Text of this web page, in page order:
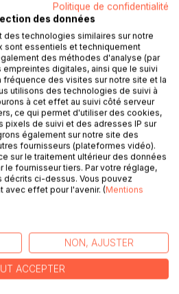
et infidèle, Jeanne découvre
correspond pas à la réalité. Le
sensibilité les épreuves et
tout en offrant une critique
du XIXe siècle.
réaliste pour décrire les
émotions complexes de ses
une oeuvre riche en détails et en
L'évolution de Jeanne, de
est un reflet poignant de la
et le roman invite le lecteur à
de l'amour, de la
5 août 1850 à Tourville-sur-
l'un des écrivains français les
Après des études de droit à
le cercle littéraire de Gustave
Politique de confidentialité
des données
technologies similaires sur notre
sont essentiels et techniquement
des méthodes d'analyse (par
digitales, ainsi que le suivi
fréquence des visites sur notre site et la
utilisons des technologies de suivi à
à cet effet au suivi côté serveur
ce qui permet d'utiliser des cookies,
pixels de suivi et des adresses IP sur
également sur notre site des
fournisseurs (plateformes vidéo).
sur le traitement ultérieur des données
le fournisseur tiers. Par votre réglage,
ci-dessus. Vous pouvez
avec effet pour l'avenir. (Mentions
NON, AJUSTER
ACCEPTER